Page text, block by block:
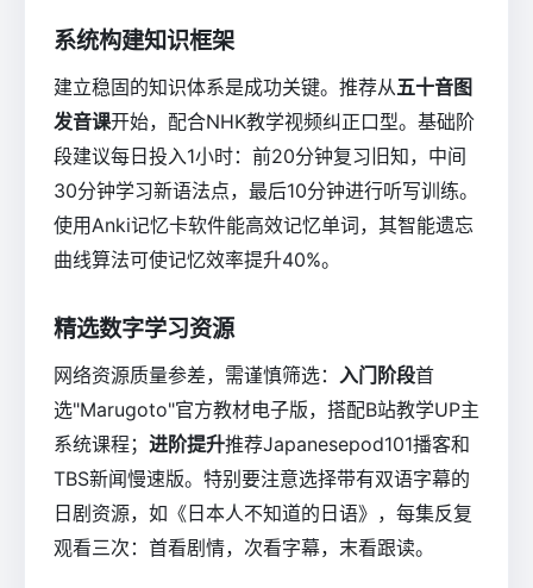
系统构建知识框架
建立稳固的知识体系是成功关键。推荐从 五十音图
发音课开始，配合NHK教学视频纠正口型。基础阶
段建议每日投入1小时：前20分钟复习旧知，中间
30分钟学习新语法点，最后10分钟进行听写训练。
使用Anki记忆卡软件能高效记忆单词，其智能遗忘
曲线算法可使记忆效率提升40%。
精选数字学习资源
网络资源质量参差，需谨慎筛选： 入门阶段首
选"Marugoto"官方教材电子版，搭配B站教学UP主
系统课程； 进阶提升推荐Japanesepod101播客和
TBS新闻慢速版。特别要注意选择带有双语字幕的
日剧资源，如《日本人不知道的日语》，每集反复
观看三次：首看剧情，次看字幕，末看跟读。